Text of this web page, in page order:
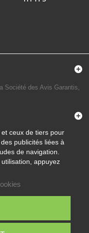
Société des Avis Garantis,
ceux de tiers pour
publicités liées à
de navigation.
appuyez